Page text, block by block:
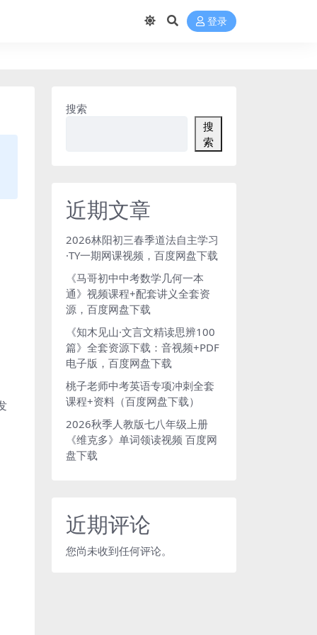
登录
搜索
搜
索
近期文章
2026林阳初三春季道法自主学习
·TY一期网课视频，百度网盘下载
《马哥初中中考数学几何一本
通》视频课程+配套讲义全套资
源，百度网盘下载
《知木见山·文言文精读思辨100
篇》全套资源下载：音视频+PDF
电子版，百度网盘下载
桃子老师中考英语专项冲刺全套
课程+资料（百度网盘下载）
2026秋季人教版七八年级上册
《维克多》单词领读视频 百度网
盘下载
近期评论
您尚未收到任何评论。